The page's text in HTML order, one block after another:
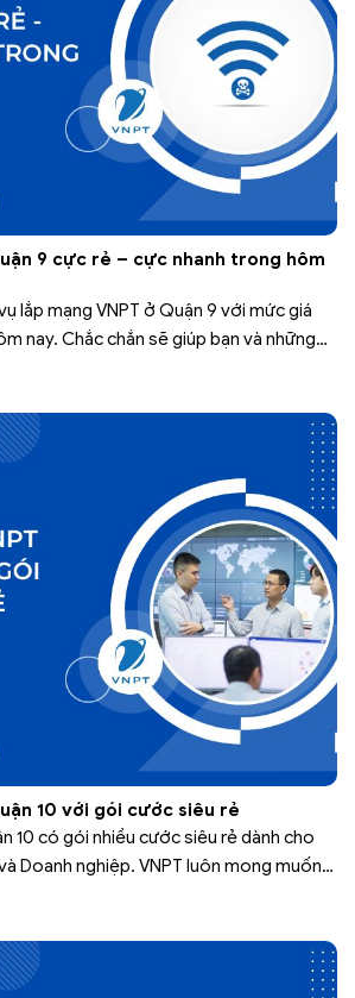
9 cực rẻ – cực nhanh trong hôm
lắp mạng VNPT ở Quận 9 với mức giá
nay. Chắc chắn sẽ giúp bạn và những
10 với gói cước siêu rẻ
10 có gói nhiều cước siêu rẻ dành cho
Doanh nghiệp. VNPT luôn mong muốn